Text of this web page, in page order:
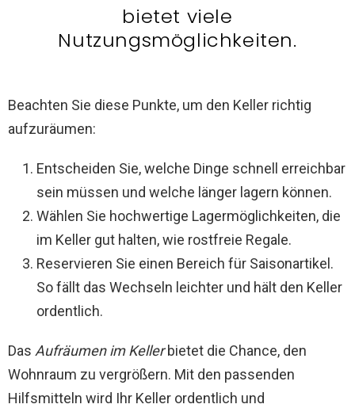
bietet viele
Nutzungsmöglichkeiten.
Beachten Sie diese Punkte, um den Keller richtig
aufzuräumen:
Entscheiden Sie, welche Dinge schnell erreichbar
sein müssen und welche länger lagern können.
Wählen Sie hochwertige Lagermöglichkeiten, die
im Keller gut halten, wie rostfreie Regale.
Reservieren Sie einen Bereich für Saisonartikel.
So fällt das Wechseln leichter und hält den Keller
ordentlich.
Das Aufräumen im Kellerbietet die Chance, den
Wohnraum zu vergrößern. Mit den passenden
Hilfsmitteln wird Ihr Keller ordentlich und